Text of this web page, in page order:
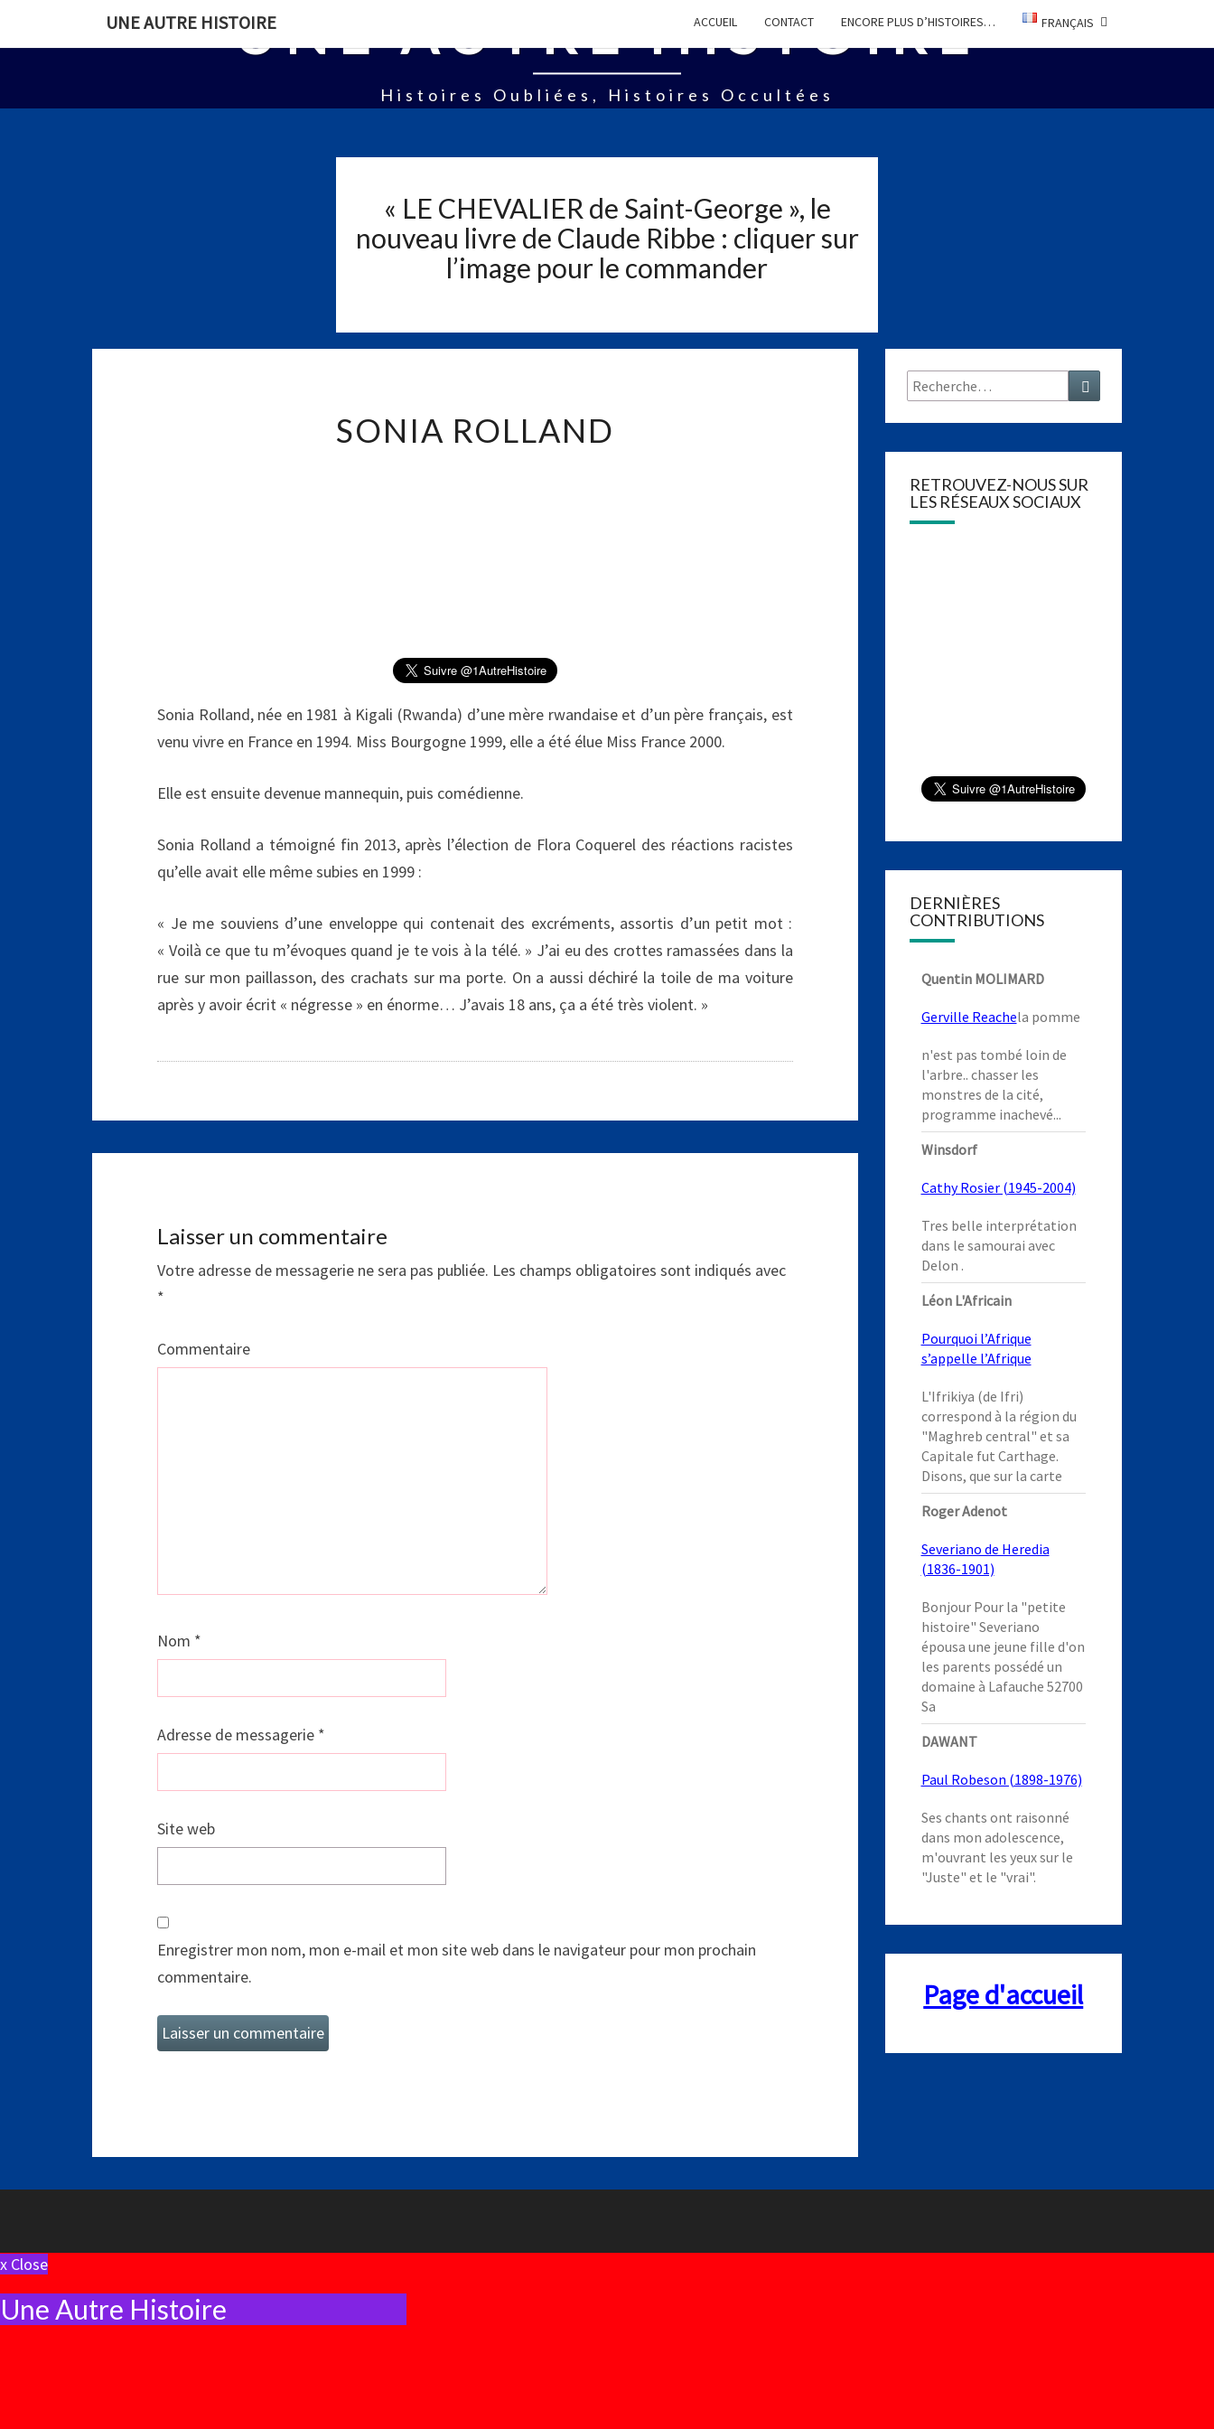
UNE AUTRE HISTOIRE ACCUEIL CONTACT ENCORE PLUS D’HISTOIRES… FRANÇAIS
UNE AUTRE HISTOIRE
Histoires Oubliées, Histoires Occultées
« LE CHEVALIER de Saint-George », le
nouveau livre de Claude Ribbe : cliquer sur
l’image pour le commander
O
D
SONIA ROLLAND
Sonia Rolland, née en 1981 à Kigali (Rwanda) d’une mère rwandaise et d’un père français, est
venu vivre en France en 1994. Miss Bourgogne 1999, elle a été élue Miss France 2000.
Elle est ensuite devenue mannequin, puis comédienne.
Sonia Rolland a témoigné fin 2013, après l’élection de Flora Coquerel des réactions racistes
qu’elle avait elle même subies en 1999 :
« Je me souviens d’une enveloppe qui contenait des excréments, assortis d’un petit mot :
« Voilà ce que tu m’évoques quand je te vois à la télé. » J’ai eu des crottes ramassées dans la
rue sur mon paillasson, des crachats sur ma porte. On a aussi déchiré la toile de ma voiture
après y avoir écrit « négresse » en énorme… J’avais 18 ans, ça a été très violent. »
Laisser un commentaire
Votre adresse de messagerie ne sera pas publiée. Les champs obligatoires sont indiqués avec
*
Commentaire
Nom *
Adresse de messagerie *
Site web
Enregistrer mon nom, mon e-mail et mon site web dans le navigateur pour mon prochain
commentaire.
Rechercher :
RETROUVEZ-NOUS SUR
LES RÉSEAUX SOCIAUX
DERNIÈRES
CONTRIBUTIONS
Quentin MOLIMARD
Gerville Reachela pomme
n'est pas tombé loin de
l'arbre.. chasser les
monstres de la cité,
programme inachevé...
Winsdorf
Cathy Rosier (1945-2004)
Tres belle interprétation
dans le samourai avec
Delon .
Léon L'Africain
Pourquoi l’Afrique
s’appelle l’Afrique
L'Ifrikiya (de Ifri)
correspond à la région du
"Maghreb central" et sa
Capitale fut Carthage.
Disons, que sur la carte
Roger Adenot
Severiano de Heredia
(1836-1901)
Bonjour Pour la "petite
histoire" Severiano
épousa une jeune fille d'on
les parents possédé un
domaine à Lafauche 52700
Sa
DAWANT
Paul Robeson (1898-1976)
Ses chants ont raisonné
dans mon adolescence,
m'ouvrant les yeux sur le
"Juste" et le "vrai".
Page d'accueil
x Close
Une Autre Histoire